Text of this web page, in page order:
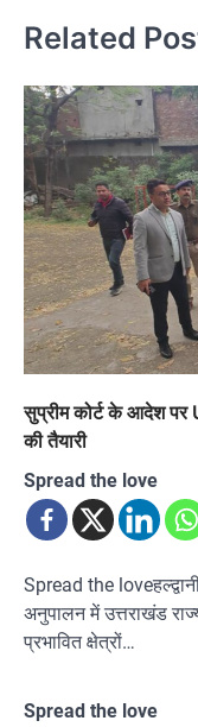
Related
सुप्रीम कोर्ट के आदेश पर
की तैयारी
Spread the love
Spread the
अनुपालन में उत्तराखंड
प्रभावित क्षेत्रों…
Spread the love